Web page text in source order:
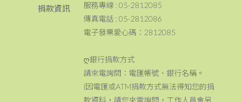
捐款資訊
服務專線 : 05-2812085
傳真電話 : 05-2812086
電子發票愛心碼：2812085
ღ銀行捐款方式
請來電詢問：電匯帳號、銀行名稱。
(因電匯或ATM捐款方式無法得知您的捐
款資料，請您來電詢問，工作人員會另